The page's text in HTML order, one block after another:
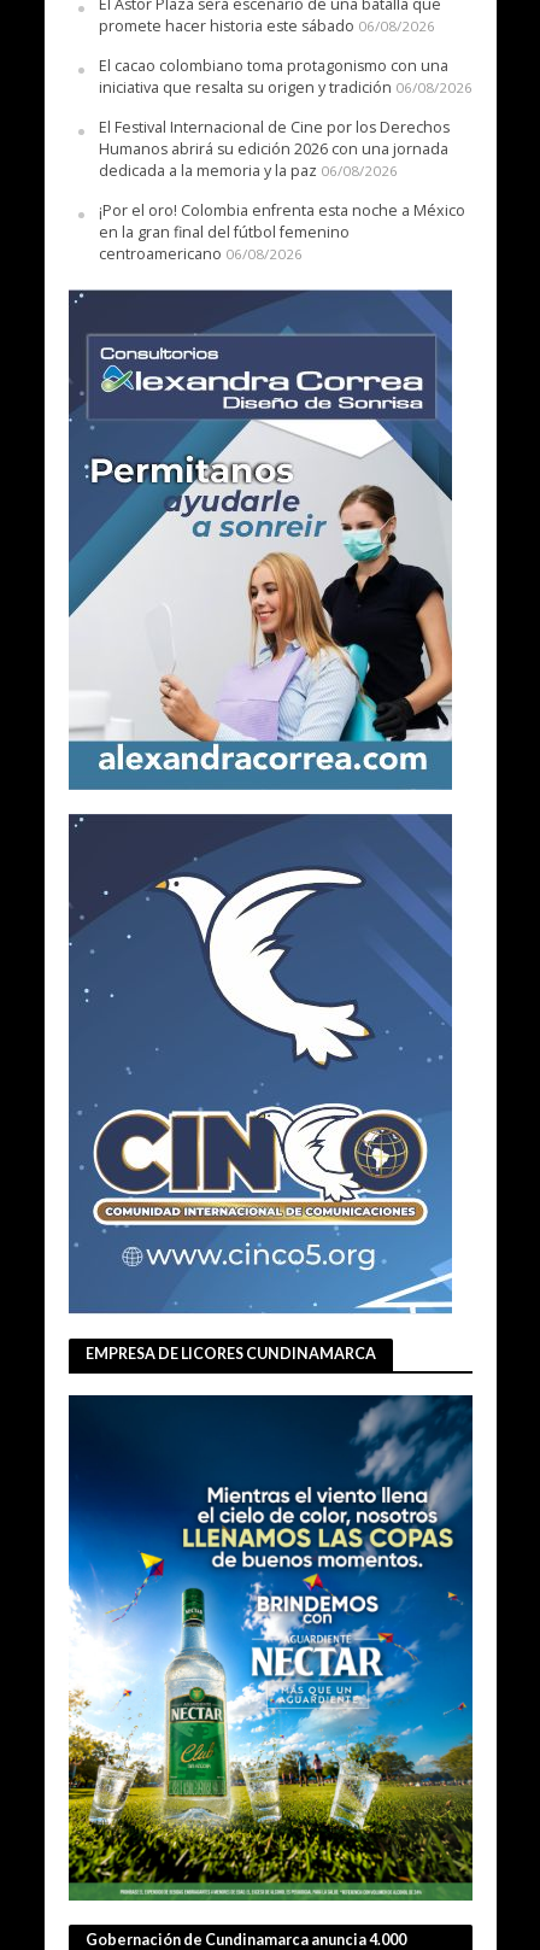
promete hacer historia este sábado 06/08/2026
El cacao colombiano toma protagonismo con una
iniciativa que resalta su origen y tradición 06/08/2026
El Festival Internacional de Cine por los Derechos
Humanos abrirá su edición 2026 con una jornada
dedicada a la memoria y la paz 06/08/2026
¡Por el oro! Colombia enfrenta esta noche a México
en la gran final del fútbol femenino
centroamericano 06/08/2026
EMPRESA DE LICORES CUNDINAMARCA
Gobernación de Cundinamarca anuncia 4.000